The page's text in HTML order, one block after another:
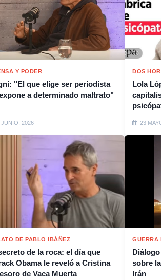
Y PODER
"El que elige ser periodista
a determinado maltrato"
JUNIO, 2026
DOS
Lola
23
DE PABLO IBÁÑEZ
de la roca: el día que
Obama le reveló a Cristina
de Vaca Muerta
GUERRA
sobre
Irán